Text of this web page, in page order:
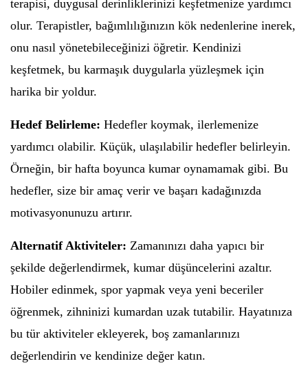
terapisi, duygusal derinliklerinizi keşfetmenize yardımcı
olur. Terapistler, bağımlılığınızın kök nedenlerine inerek,
onu nasıl yönetebileceğinizi öğretir. Kendinizi
keşfetmek, bu karmaşık duygularla yüzleşmek için
harika bir yoldur.
Hedef Belirleme: Hedefler koymak, ilerlemenize
yardımcı olabilir. Küçük, ulaşılabilir hedefler belirleyin.
Örneğin, bir hafta boyunca kumar oynamamak gibi. Bu
hedefler, size bir amaç verir ve başarı kadağınızda
motivasyonunuzu artırır.
Alternatif Aktiviteler: Zamanınızı daha yapıcı bir
şekilde değerlendirmek, kumar düşüncelerini azaltır.
Hobiler edinmek, spor yapmak veya yeni beceriler
öğrenmek, zihninizi kumardan uzak tutabilir. Hayatınıza
bu tür aktiviteler ekleyerek, boş zamanlarınızı
değerlendirin ve kendinize değer katın.